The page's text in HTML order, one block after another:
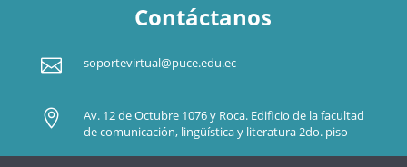
Contáctanos
 soportevirtual@puce.edu.ec

Av. 12 de Octubre 1076 y Roca. Edificio de la facultad
de comunicación, lingüística y literatura 2do. piso